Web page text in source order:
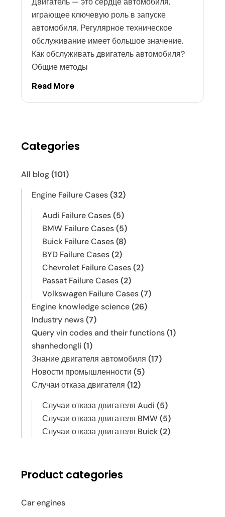
играющее ключевую роль в запуске
автомобиля. Регулярное техническое
обслуживание имеет большое значение.
Как обслуживать двигатель автомобиля?
Общие методы
Read More
Categories
All blog(101)
Engine Failure Cases(32)
Audi Failure Cases(5)
BMW Failure Cases(5)
Buick Failure Cases(8)
BYD Failure Cases(2)
Chevrolet Failure Cases(2)
Passat Failure Cases(2)
Volkswagen Failure Cases(7)
Engine knowledge science(26)
Industry news(7)
Query vin codes and their functions(1)
shanhedongli (1)
Знание двигателя автомобиля (17)
Новости промышленности (5)
Случаи отказа двигателя (12)
Случаи отказа двигателя Audi (5)
Случаи отказа двигателя BMW(5)
Случаи отказа двигателя Buick(2)
Product categories
Car engines